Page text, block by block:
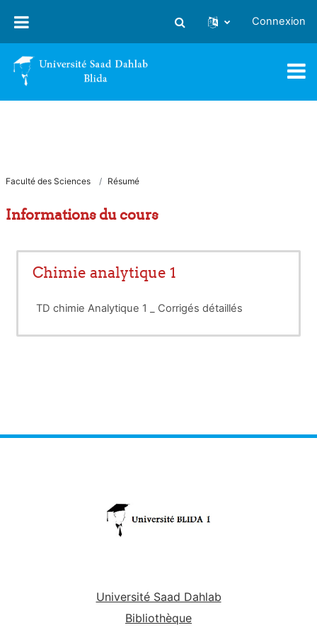
Activer/désactiver la saisie
Connexion
Faculté des Sciences Résumé
Informations du cours
Chimie analytique 1
TD chimie Analytique 1 _ Corrigés détaillés
Université Saad Dahlab
Bibliothèque